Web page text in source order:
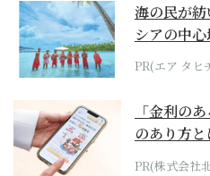
海の民が
シアの中
らみえてく
PR(エア タヒ
「金利の
のあり方と
PR(株式会社